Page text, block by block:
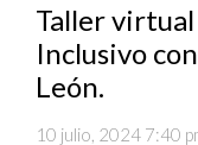
Taller
Inclusivo
León.
10 julio, 2024 7:40